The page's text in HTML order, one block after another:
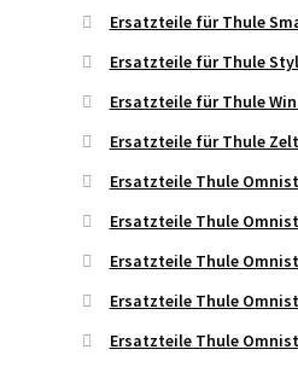
Ersatzteile für Thule
Ersatzteile für Thule
Ersatzteile für Thule
Ersatzteile für Thule
Ersatzteile Thule
Ersatzteile Thule
Ersatzteile Thule
Ersatzteile Thule
Ersatzteile Thule